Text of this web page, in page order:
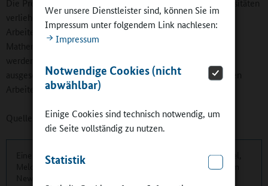
Wer unsere Dienstleister sind, können Sie im
Impressum unter folgendem Link nachlesen:
Impressum
Notwendige Cookies (nicht
abwählbar)
Einige Cookies sind technisch notwendig, um
die Seite vollständig zu nutzen.
Statistik
Die Preise werden in Kooperation mit 14 deutschen Universitäten
verliehen. Eingereicht werden können je nach Universität
Arbeiten in den Naturwissenschaften, der Informatik und
Mathematik. Da nur herausragende Arbeiten ausgezeichnet
werden, kann es vorkommen, dass nicht immer in allen
ausgeschriebenen Kategorien und nicht auf allen drei Plätzen
Arbeiten ausgezeichnet werden.
Quelle: Universität Bremen
Eine übersichtliche Kurzinformation über die aktuellen Artikel,
Meldungen und Termine finden Sie zweimonatlich in unserem